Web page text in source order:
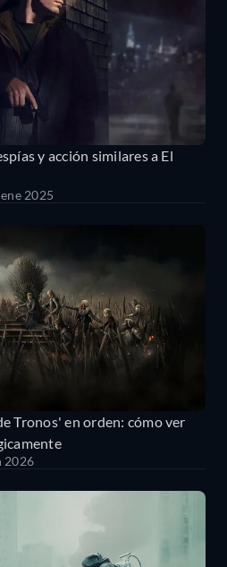
y acción similares a El
2025
Tronos' en orden: cómo ver
2026